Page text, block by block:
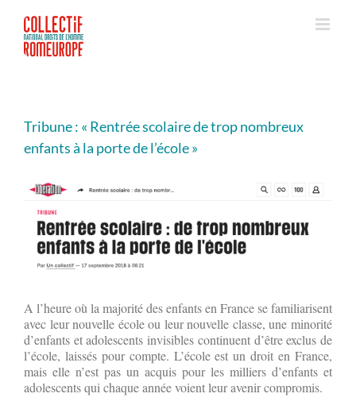
contenu
Tribune : « Rentrée scolaire de trop nombreux
enfants à la porte de l’école »
A l’heure où la majorité des enfants en France se familiarisent
avec leur nouvelle école ou leur nouvelle classe, une minorité
d’enfants et adolescents invisibles continuent d’être exclus de
l’école, laissés pour compte. L’école est un droit en France,
mais elle n’est pas un acquis pour les milliers d’enfants et
adolescents qui chaque année voient leur avenir compromis.